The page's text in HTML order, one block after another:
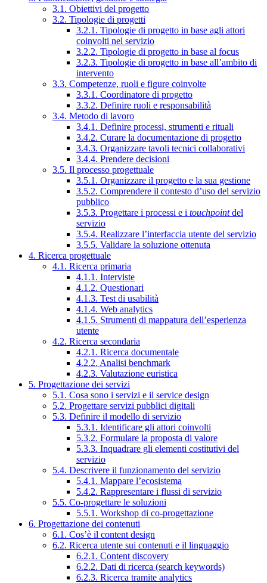
3.1. Obiettivi del progetto
3.2. Tipologie di progetti
3.2.1. Tipologie di progetto in base agli attori
coinvolti nel servizio
3.2.2. Tipologie di progetto in base al focus
3.2.3. Tipologie di progetto in base all’ambito di
intervento
3.3. Competenze, ruoli e figure coinvolte
3.3.1. Coordinatore di progetto
3.3.2. Definire ruoli e responsabilità
3.4. Metodo di lavoro
3.4.1. Definire processi, strumenti e rituali
3.4.2. Curare la documentazione di progetto
3.4.3. Organizzare tavoli tecnici collaborativi
3.4.4. Prendere decisioni
3.5. Il processo progettuale
3.5.1. Organizzare il progetto e la sua gestione
3.5.2. Comprendere il contesto d’uso del servizio
pubblico
3.5.3. Progettare i processi e i touchpointdel
servizio
3.5.4. Realizzare l’interfaccia utente del servizio
3.5.5. Validare la soluzione ottenuta
4. Ricerca progettuale
4.1. Ricerca primaria
4.1.1. Interviste
4.1.2. Questionari
4.1.3. Test di usabilità
4.1.4. Web analytics
4.1.5. Strumenti di mappatura dell’esperienza
utente
4.2. Ricerca secondaria
4.2.1. Ricerca documentale
4.2.2. Analisi benchmark
4.2.3. Valutazione euristica
5. Progettazione dei servizi
5.1. Cosa sono i servizi e il service design
5.2. Progettare servizi pubblici digitali
5.3. Definire il modello di servizio
5.3.1. Identificare gli attori coinvolti
5.3.2. Formulare la proposta di valore
5.3.3. Inquadrare gli elementi costitutivi del
servizio
5.4. Descrivere il funzionamento del servizio
5.4.1. Mappare l’ecosistema
5.4.2. Rappresentare i flussi di servizio
5.5. Co-progettare le soluzioni
5.5.1. Workshop di co-progettazione
6. Progettazione dei contenuti
6.1. Cos’è il content design
6.2. Ricerca utente sui contenuti e il linguaggio
6.2.1. Content discovery
6.2.2. Dati di ricerca (search keywords)
6.2.3. Ricerca tramite analytics